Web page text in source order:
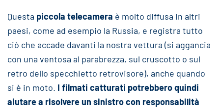
Questa piccola telecamera è molto diffusa in altri
paesi, come ad esempio la Russia, e registra tutto
ciò che accade davanti la nostra vettura (si aggancia
con una ventosa al parabrezza, sul cruscotto o sul
retro dello specchietto retrovisore), anche quando
si è in moto. I filmati catturati potrebbero quindi
aiutare a risolvere un sinistro con responsabilità